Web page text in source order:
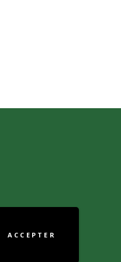
ACCEPTER